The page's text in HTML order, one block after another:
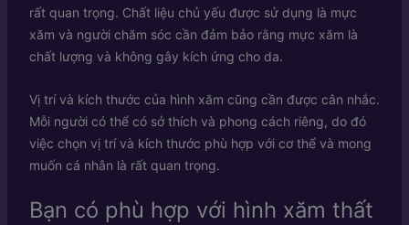
rất quan trọng. Chất liệu chủ yếu được sử dụng là mực
xăm và người chăm sóc cần đảm bảo rằng mực xăm là
chất lượng và không gây kích ứng cho da.
Vị trí và kích thước của hình xăm cũng cần được cân nhắc.
Mỗi người có thể có sở thích và phong cách riêng, do đó
việc chọn vị trí và kích thước phù hợp với cơ thể và mong
muốn cá nhân là rất quan trọng.
Bạn có phù hợp với hình xăm thất